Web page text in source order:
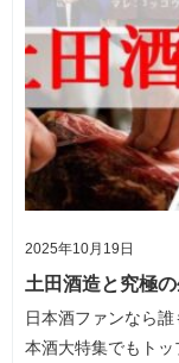
2025年10月19日
土田酒造と究極
日本酒ファンなら
本酒大特集でもト